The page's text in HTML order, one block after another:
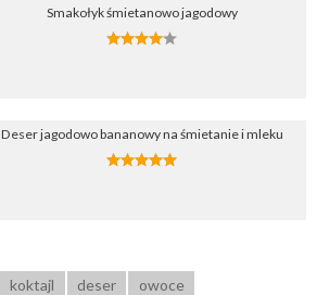
Smakołyk śmietanowo jagodowy
Deser jagodowo bananowy na śmietanie i mleku
koktajl deser owoce